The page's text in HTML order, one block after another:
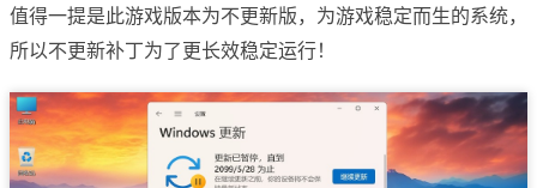
值得一提是此游戏版本为不更新版，为游戏稳定而生的系统，
所以不更新补丁为了更长效稳定运行！